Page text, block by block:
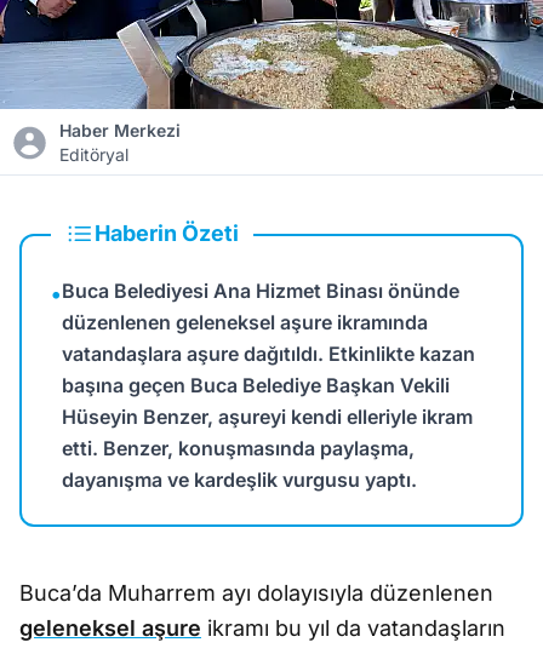
Haber Merkezi
Editöryal
Haberin Özeti
•Buca Belediyesi Ana Hizmet Binası önünde
düzenlenen geleneksel aşure ikramında
vatandaşlara aşure dağıtıldı. Etkinlikte kazan
başına geçen Buca Belediye Başkan Vekili
Hüseyin Benzer, aşureyi kendi elleriyle ikram
etti. Benzer, konuşmasında paylaşma,
dayanışma ve kardeşlik vurgusu yaptı.
Buca’da Muharrem ayı dolayısıyla düzenlenen
geleneksel aşure ikramı bu yıl da vatandaşların